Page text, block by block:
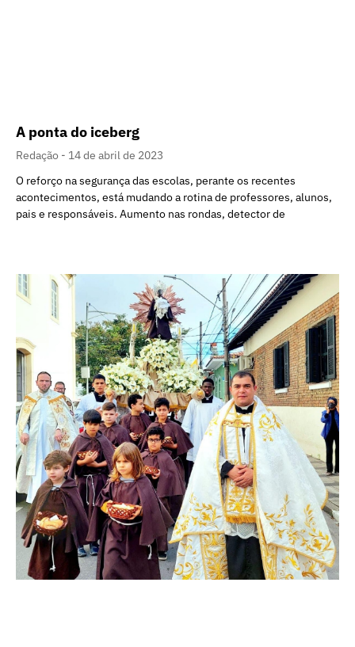
A ponta do iceberg
Redação
14 de abril de 2023
O reforço na segurança das escolas, perante os recentes
acontecimentos, está mudando a rotina de professores, alunos,
pais e responsáveis. Aumento nas rondas, detector de